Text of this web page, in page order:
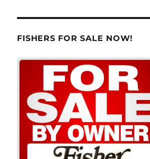
FISHERS FOR SALE NOW!